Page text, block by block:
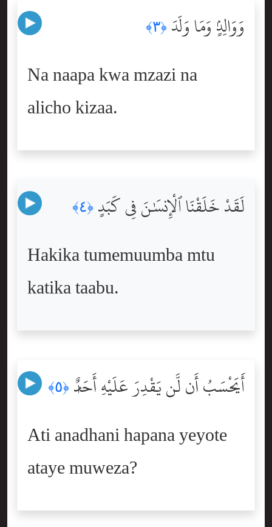
وَوَالِدٍۢ وَمَا وَلَدَ ﴿٣﴾
Na naapa kwa mzazi na
alicho kizaa.
لَقَدْ خَلَقْنَا ٱلْإِنسَٰنَ فِى كَبَدٍ ﴿٤﴾
Hakika tumemuumba mtu
katika taabu.
أَيَحْسَبُ أَن لَّن يَقْدِرَ عَلَيْهِ أَحَدٌۭ ﴿٥﴾
Ati anadhani hapana yeyote
ataye muweza?